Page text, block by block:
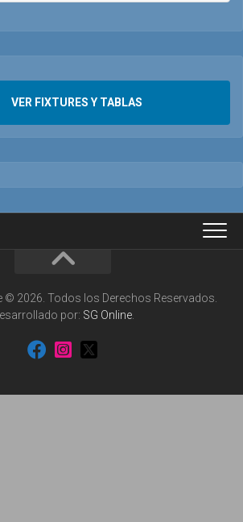
VER FIXTURES Y TABLAS
© 2026. Todos los Derechos Reservados.
por: SG Online.